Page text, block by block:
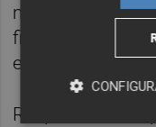
mucho debido a
final, aspecto
equipos de la
Respecto a